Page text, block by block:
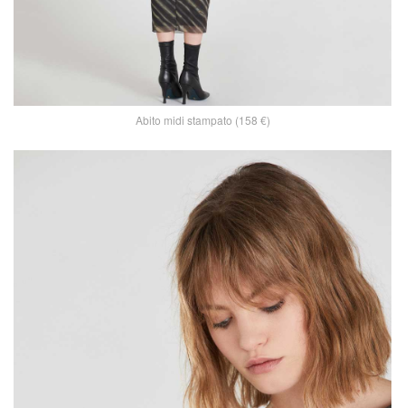
Abito midi stampato (158 €)